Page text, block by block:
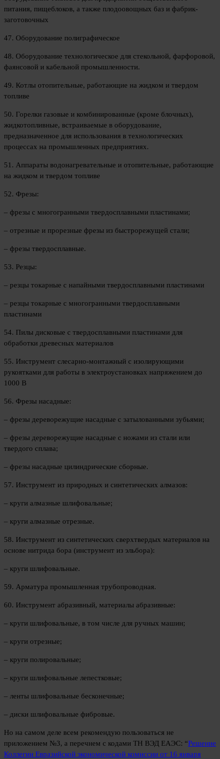
питания, пищеблоков, а также плодоовощных баз и фабрик-
заготовочных
47. Оборудование полиграфическое
48. Оборудование технологическое для стекольной, фарфоровой,
фаянсовой и кабельной промышленности.
49. Котлы отопительные, работающие на жидком и твердом
топливе
50. Горелки газовые и комбинированные (кроме блочных),
жидкотопливные, встраиваемые в оборудование,
предназначенное для использования в технологических
процессах на промышленных предприятиях.
51. Аппараты водонагревательные и отопительные, работающие
на жидком и твердом топливе
52. Фрезы:
– фрезы с многогранными твердосплавными пластинами;
– отрезные и прорезные фрезы из быстрорежущей стали;
– фрезы твердосплавные.
53. Резцы:
– резцы токарные с напайными твердосплавными пластинами
– резцы токарные с многогранными твердосплавными
пластинами
54. Пилы дисковые с твердосплавными пластинами для
обработки древесных материалов
55. Инструмент слесарно-монтажный с изолирующими
рукоятками для работы в электроустановках напряжением до
1000 В
56. Фрезы насадные:
– фрезы дереворежущие насадные с затылованными зубьями;
– фрезы дереворежущие насадные с ножами из стали или
твердого сплава;
– фрезы насадные цилиндрические сборные.
57. Инструмент из природных и синтетических алмазов:
– круги алмазные шлифовальные;
– круги алмазные отрезные.
58. Инструмент из синтетических сверхтвердых материалов на
основе нитрида бора (инструмент из эльбора):
– круги шлифовальные.
59. Арматура промышленная трубопроводная.
60. Инструмент абразивный, материалы абразивные:
– круги шлифовальные, в том числе для ручных машин;
– круги отрезные;
– круги полировальные;
– круги шлифовальные лепестковые;
– ленты шлифовальные бесконечные;
– диски шлифовальные фибровые.
Но на самом деле всем рекомендую пользоваться не
приложением №3, а перечнем с кодами ТН ВЭД ЕАЭС: “Решение
Коллегии Евразийской экономической комиссии от 16 января